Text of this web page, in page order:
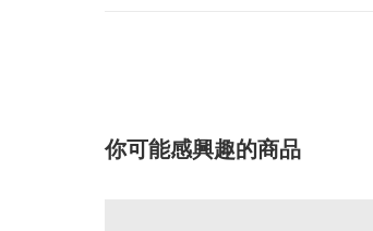
你可能感興趣的商品